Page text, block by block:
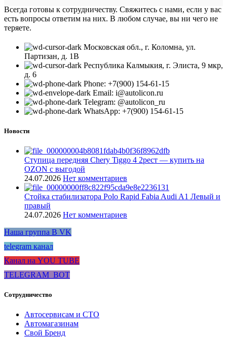
Всегда готовы к сотрудничеству. Свяжитесь с нами, если у вас
есть вопросы ответим на них. В любом случае, вы ни чего не
теряете.
Московская обл., г. Коломна, ул.
Партизан, д. 1В
Республика Калмыкия, г. Элиста, 9 мкр,
д. 6
Phone: +7(900) 154-61-15
Email: i@autolicon.ru
Telegram: @autolicon_ru
WhatsApp: +7(900) 154-61-15
Новости
Ступица передняя Chery Tiggo 4 2рест — купить на
OZON с выгодой
24.07.2026 Нет комментариев
Стойка стабилизатора Polo Rapid Fabia Audi A1 Левый и
правый
24.07.2026 Нет комментариев
Наша группа В VK
telegram канал
Канал на YOU TUBE
TELEGRAM_BOT
Сотрудничество
Автосервисам и СТО
Автомагазинам
Свой Бренд